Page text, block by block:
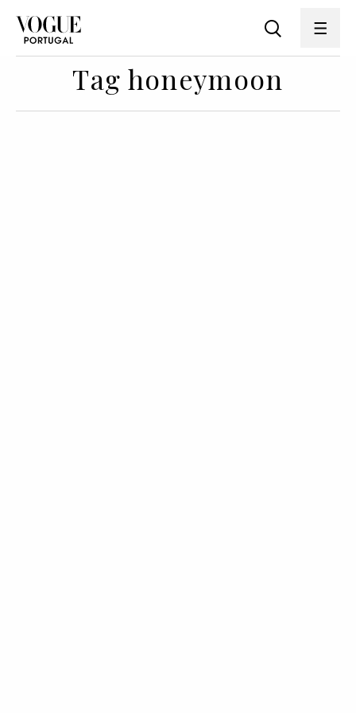
Tag honeymoon